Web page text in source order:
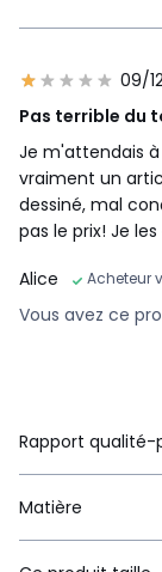
09/
Pas terrible du
Je m'attendais
vraiment un
dessiné, mal
pas le prix! Je
Alice
Acheteur
Vous avez ce
Rapport qualité-
Matière